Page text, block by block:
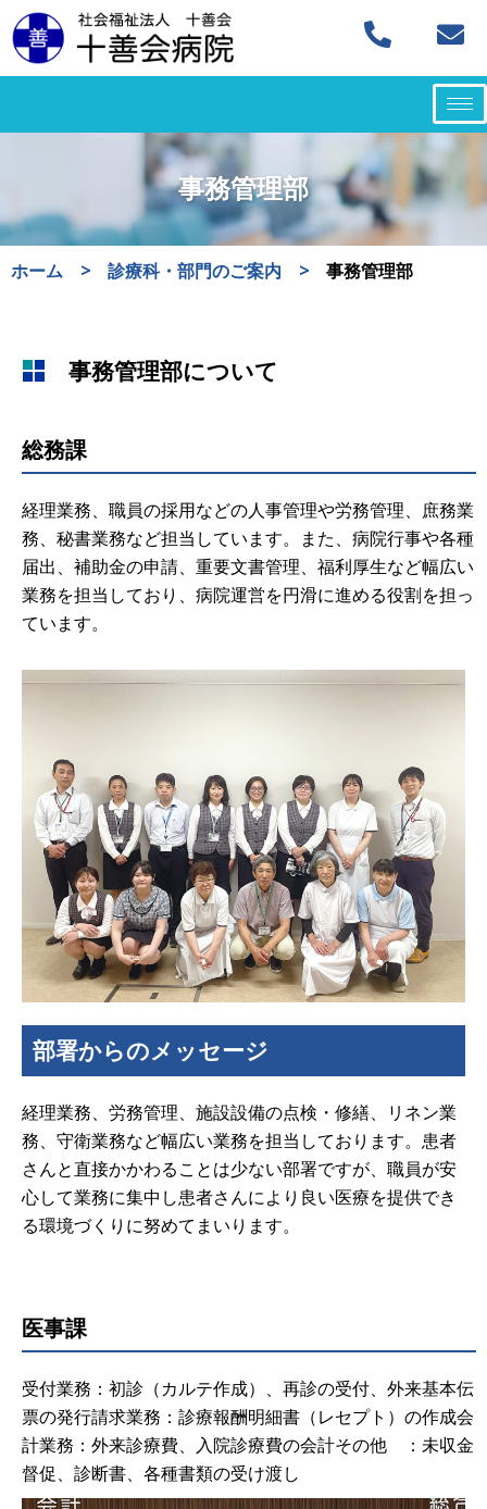
コ
ス
事務管理部
ホーム > 診療科・部門のご案内 > 事務管理部
事務管理部について
総務課
経理業務、職員の採用などの人事管理や労務管理、庶務業
務、秘書業務など担当しています。また、病院行事や各種
届出、補助金の申請、重要文書管理、福利厚生など幅広い
業務を担当しており、病院運営を円滑に進める役割を担っ
ています。
部署からのメッセージ
経理業務、労務管理、施設設備の点検・修繕、リネン業
務、守衛業務など幅広い業務を担当しております。患者
さんと直接かかわることは少ない部署ですが、職員が安
心して業務に集中し患者さんにより良い医療を提供でき
る環境づくりに努めてまいります。
医事課
受付業務：初診（カルテ作成）、再診の受付、外来基本伝
票の発行請求業務：診療報酬明細書（レセプト）の作成会
計業務：外来診療費、入院診療費の会計その他 ：未収金
督促、診断書、各種書類の受け渡し